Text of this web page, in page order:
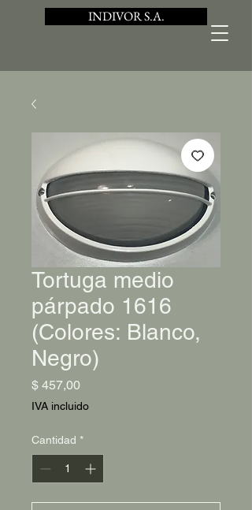
INDIVOR S.A.
Tortuga medio
párpado 1616
(Colores: Blanco,
Negro)
$ 457,00Precio
IVA incluido
Cantidad *